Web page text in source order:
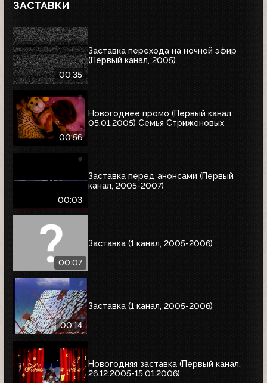
ЗАСТАВКИ
00:35
Заставка перехода на ночной эфир
(Первый канал, 2005)
00:56
Новогоднее промо (Первый канал,
05.01.2005) Семья Стриженовых
00:03
Заставка перед анонсами (Первый
канал, 2005-2007)
00:07
Заставка (1 канал, 2005-2006)
00:14
Заставка (1 канал, 2005-2006)
Новогодняя заставка (Первый канал,
26.12.2005-15.01.2006)